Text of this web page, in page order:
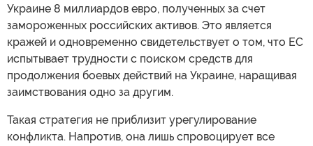
Украине 8 миллиардов евро, полученных за счет
замороженных российских активов. Это является
кражей и одновременно свидетельствует о том, что ЕС
испытывает трудности с поиском средств для
продолжения боевых действий на Украине, наращивая
заимствования одно за другим.
Такая стратегия не приблизит урегулирование
конфликта. Напротив, она лишь спровоцирует все